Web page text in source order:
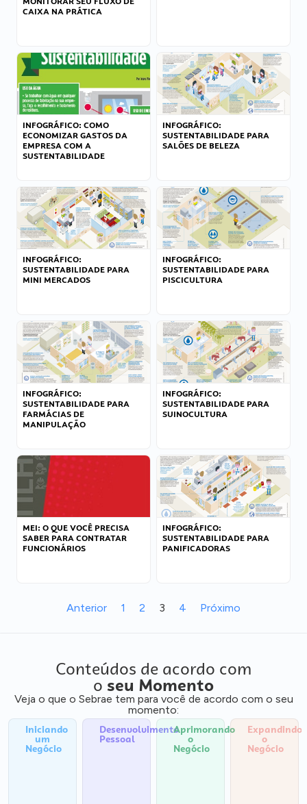
CAIXA NA PRÁTICA
INFOGRÁFICO: COMO
ECONOMIZAR GASTOS DA
EMPRESA COM A
SUSTENTABILIDADE
INFOGRÁFICO:
SUSTENTABILIDADE PARA
SALÕES DE BELEZA
INFOGRÁFICO:
SUSTENTABILIDADE PARA
MINI MERCADOS
INFOGRÁFICO:
SUSTENTABILIDADE PARA
PISCICULTURA
INFOGRÁFICO:
SUSTENTABILIDADE PARA
FARMÁCIAS DE
MANIPULAÇÃO
INFOGRÁFICO:
SUSTENTABILIDADE PARA
SUINOCULTURA
MEI: O QUE VOCÊ PRECISA
SABER PARA CONTRATAR
FUNCIONÁRIOS
INFOGRÁFICO:
SUSTENTABILIDADE PARA
PANIFICADORAS
Anterior 1 2 3 4 Próximo
Conteúdos de acordo com
o seu Momento
Veja o que o Sebrae tem para você de acordo com o seu
momento:
Iniciando
um
Negócio
Desenvolvimento
Pessoal
Aprimorando
o
Negócio
Expandindo
o
Negócio